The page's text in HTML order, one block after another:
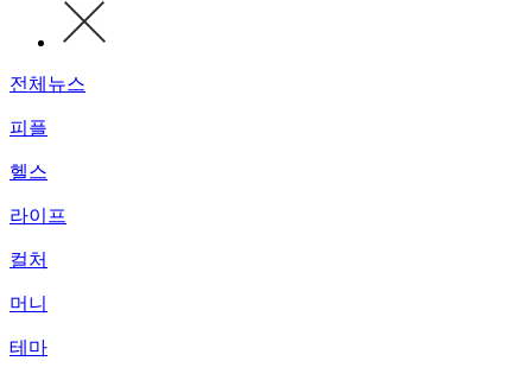
전체뉴스
피플
헬스
라이프
컬처
머니
테마